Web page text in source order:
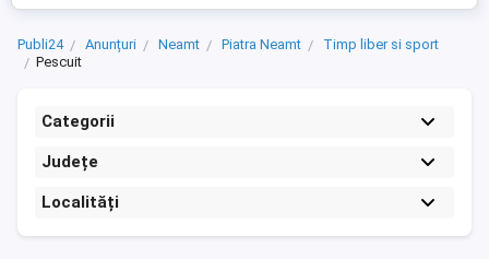
Publi24 Anunțuri Neamt Piatra Neamt
Timp liber si sport
Pescuit
Categorii
Județe
Localități